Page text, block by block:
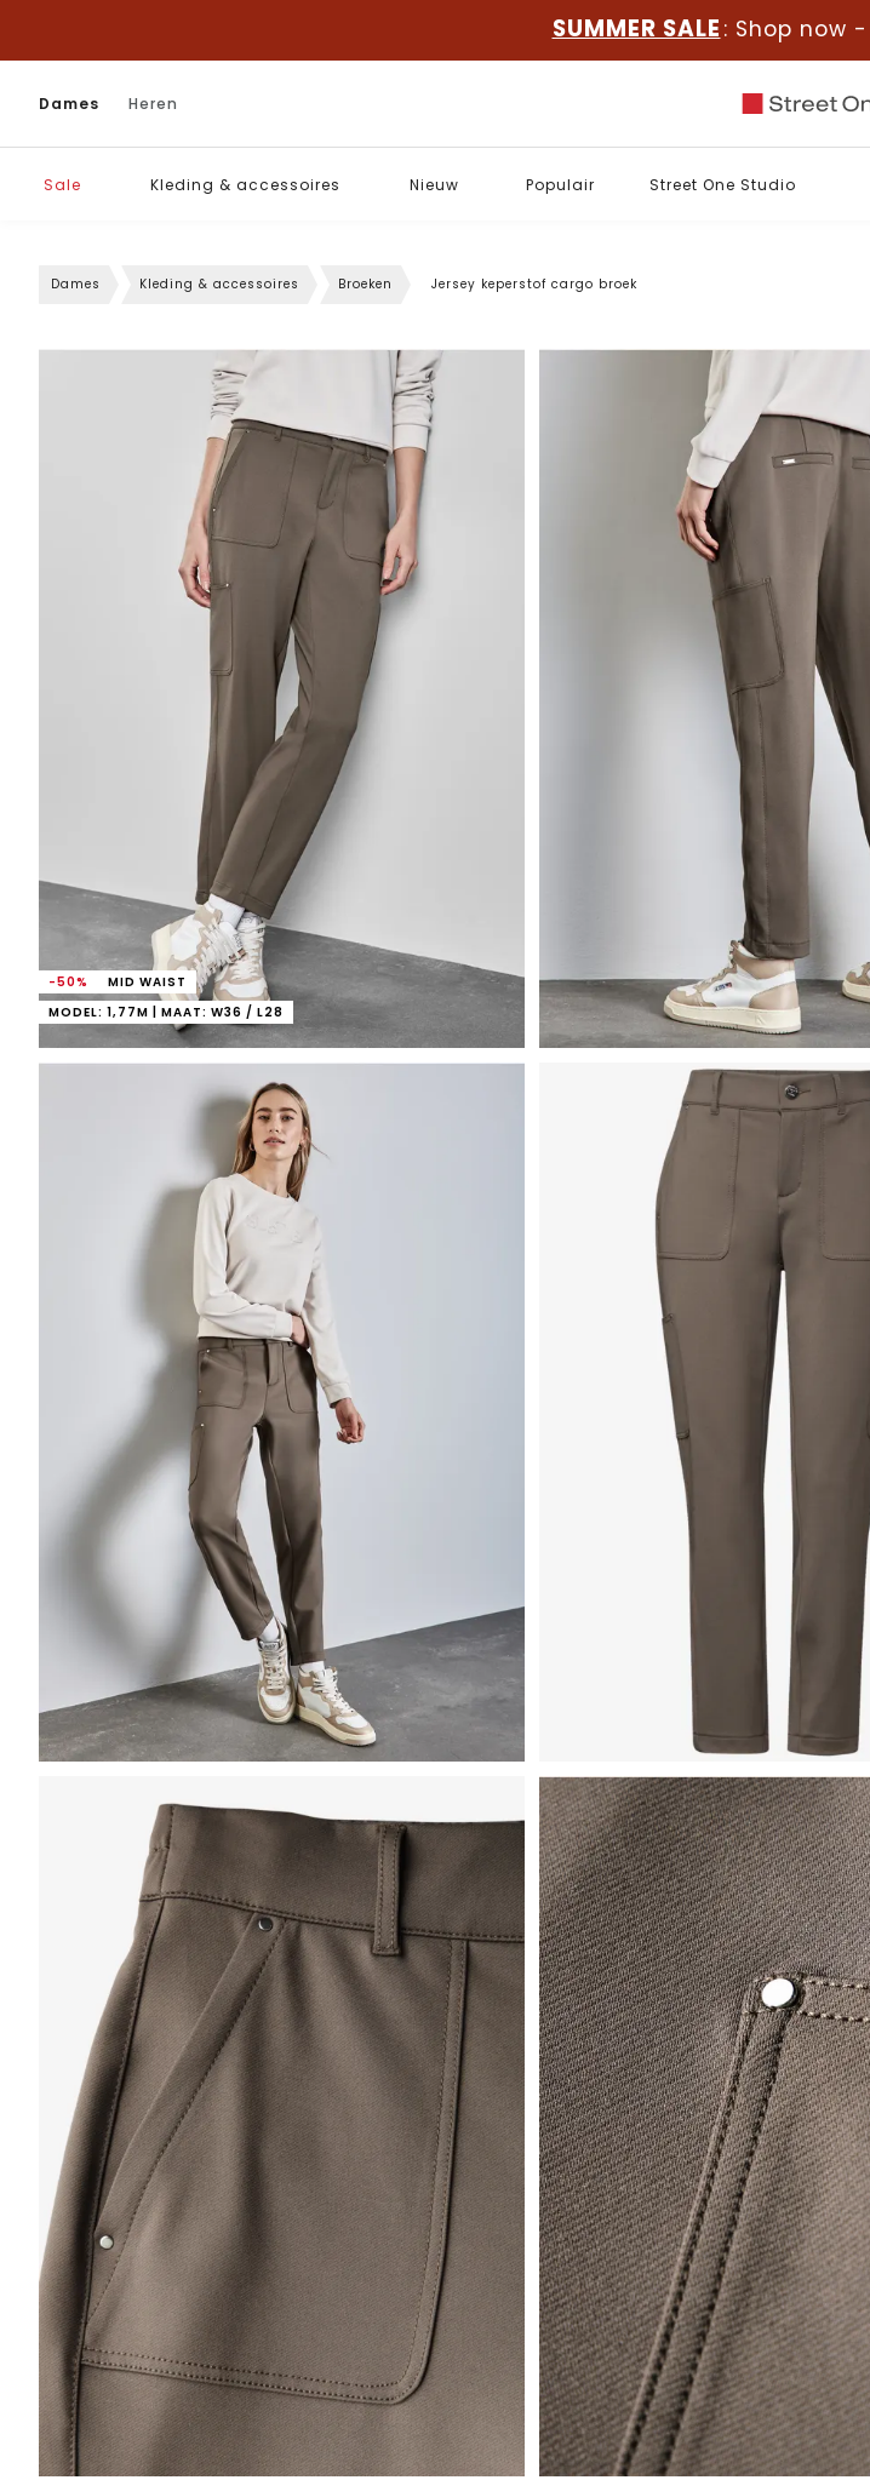
SUMMER SALE : Shop now -
Dames Heren
Sale Kleding & accessoires Nieuw Populair Street One Studio
Dames Kleding & accessoires Broeken Jersey keperstof cargo broek
-50%
MID WAIST
MODEL: 1,77M | MAAT: W36 / L28